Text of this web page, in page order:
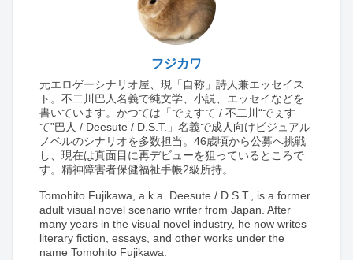
フジカワ
元エロゲーシナリオ屋、現「自称」詩人兼エッセイス
ト。不二川巴人名義で純文学、小説、エッセイなどを
書いています。かつては「でぇすて / 不二川“でぇす
て”巴人 / Deesute / D.S.T.」名義で成人向けビジュアル
ノベルのシナリオを多数担当。46歳頃から公募へ挑戦
し、現在は真面目に再デビューを狙っているところで
す。精神障害者保健福祉手帳2級所持。
Tomohito Fujikawa, a.k.a. Deesute / D.S.T., is a former
adult visual novel scenario writer from Japan. After
many years in the visual novel industry, he now writes
literary fiction, essays, and other works under the
name Tomohito Fujikawa.